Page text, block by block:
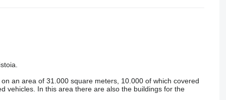
an area of 31.000 square meters, 10.000 of which covered
vehicles. In this area there are also the buildings for the